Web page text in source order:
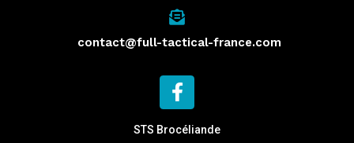
contact@full-tactical-france.com
STS Brocéliande